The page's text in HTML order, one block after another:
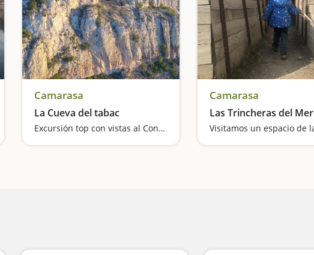
Camarasa
La Cueva del tabac
Excursión top con vistas al Congost del Mu
Camarasa
Las Trincheras del